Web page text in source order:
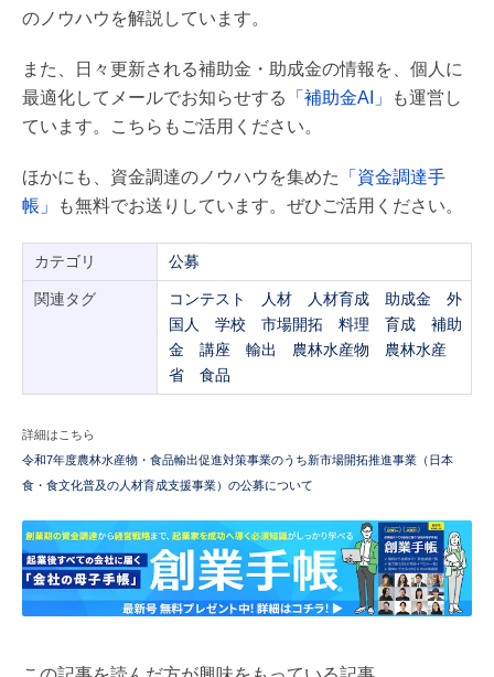
のノウハウを解説しています。
また、日々更新される補助金・助成金の情報を、個人に
最適化してメールでお知らせする
「補助金AI」
も運営し
ています。こちらもご活用ください。
ほかにも、資金調達のノウハウを集めた
「資金調達手
帳」
も無料でお送りしています。ぜひご活用ください。
カテゴリ 公募
関連タグ コンテスト 人材 人材育成 助成金
外
国人
学校 市場開拓 料理 育成
補助
金
講座 輸出 農林水産物
農林水産
省
食品
詳細はこちら
令和7年度農林水産物・食品輸出促進対策事業のうち新市場開拓推進事業（日本
食・食文化普及の人材育成支援事業）の公募について